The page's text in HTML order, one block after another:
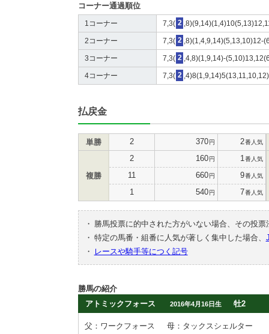
コーナー通過順位
1コーナー 7,3( 2
2コーナー 7,3( 2 ,8)(1,4,9,14)(5,13,10)12-
3コーナー 7,3( 2 ,4,8)(1,9,14)-
4コーナー 7,3( 2
払戻金
単勝 2 370円 2番人気
複勝
2 160円 1 番人気
11 660円 9番人気
1 540円 7番人気
・
勝馬投票に的中された方がいない場合、その投
・ 特定の馬番・組番に人気が著しく集中した場合、
・
レースや騎手等につく記号
勝馬の紹介
アトミックフォース
2016年4月16日生 牡2
父：ワークフォース
母：タックスシェルター